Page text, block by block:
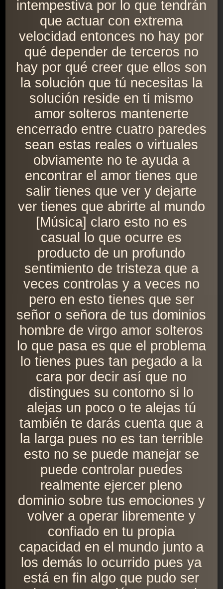
intempestiva por lo que tendrán
que actuar con extrema
velocidad entonces no hay por
qué depender de terceros no
hay por qué creer que ellos son
la solución que tú necesitas la
solución reside en ti mismo
amor solteros mantenerte
encerrado entre cuatro paredes
sean estas reales o virtuales
obviamente no te ayuda a
encontrar el amor tienes que
salir tienes que ver y dejarte
ver tienes que abrirte al mundo
[Música] claro esto no es
casual lo que ocurre es
producto de un profundo
sentimiento de tristeza que a
veces controlas y a veces no
pero en esto tienes que ser
señor o señora de tus dominios
hombre de virgo amor solteros
lo que pasa es que el problema
lo tienes pues tan pegado a la
cara por decir así que no
distingues su contorno si lo
alejas un poco o te alejas tú
también te darás cuenta que a
la larga pues no es tan terrible
esto no se puede manejar se
puede controlar puedes
realmente ejercer pleno
dominio sobre tus emociones y
volver a operar libremente y
confiado en tu propia
capacidad en el mundo junto a
los demás lo ocurrido pues ya
está en fin algo que pudo ser